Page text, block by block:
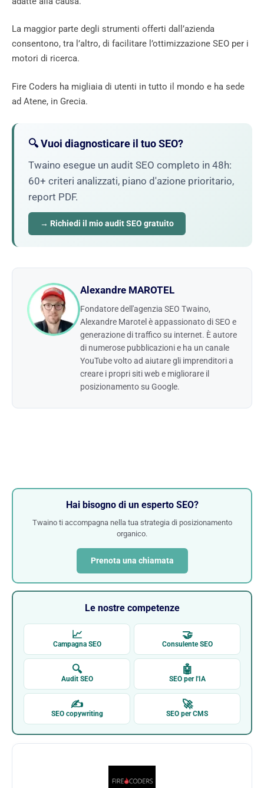
La maggior parte degli strumenti offerti dall’azienda
consentono, tra l’altro, di facilitare l’ottimizzazione SEO per i
motori di ricerca.
Fire Coders ha migliaia di utenti in tutto il mondo e ha sede
ad Atene, in Grecia.
🔍 Vuoi diagnosticare il tuo SEO?
Twaino esegue un audit SEO completo in 48h:
60+ criteri analizzati, piano d'azione prioritario,
report PDF.
→ Richiedi il mio audit SEO gratuito
Alexandre MAROTEL
Fondatore dell'agenzia SEO Twaino,
Alexandre Marotel è appassionato di SEO e
generazione di traffico su internet. È autore
di numerose pubblicazioni e ha un canale
YouTube volto ad aiutare gli imprenditori a
creare i propri siti web e migliorare il
posizionamento su Google.
Hai bisogno di un esperto SEO?
Twaino ti accompagna nella tua strategia di posizionamento
organico.
Prenota una chiamata
Le nostre competenze
📈
Campagna SEO
🤝
Consulente SEO
🔍
Audit SEO
🤖
SEO per l'IA
✍
SEO copywriting
🚀
SEO per CMS